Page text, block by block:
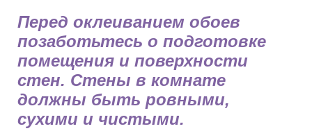
Перед оклеиванием обоев
позаботьтесь о подготовке
помещения и поверхности
стен. Стены в комнате
должны быть ровными,
сухими и чистыми.